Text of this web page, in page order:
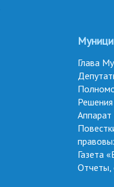
Глава
Газета
Отчеты,